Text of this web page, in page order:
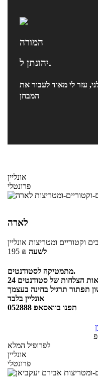
המורה
יהונתן ל.
עזר לי מאוד לעבור את
המבחן
אונליין
פרונטלי
לארה
וקטוריים ומטריצות אונליין
195 ₪ לשעה
מתמטיקה לסטודנטים.
מאות הצלחות של סטודנטים
תפתור תרגיל בחינה בעצמך
אונליין בלבד
תפנו בוואסאפ 052888
לפרופיל המלא
אונליין
פרונטלי